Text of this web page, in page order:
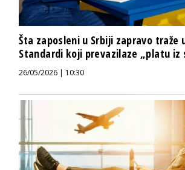
Šta zaposleni u Srbiji zapravo traže
Standardi koji prevazilaze „platu iz
26/05/2026 | 10:30